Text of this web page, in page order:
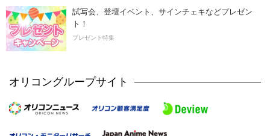
試写会、登壇イベント、サインチェキなどプレゼン
ト！
プレゼント特集
オリコングループサイト